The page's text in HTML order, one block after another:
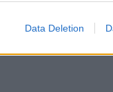
Data Deletion
βρέθηκαν